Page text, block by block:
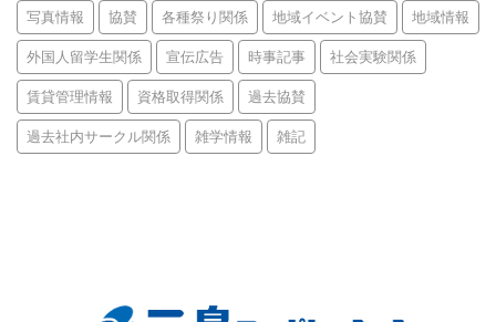
写真情報 協賛 各種祭り関係 地域イベント協賛 地域情報
外国人留学生関係 宣伝広告 時事記事 社会実験関係
賃貸管理情報 資格取得関係 過去協賛
過去社内サークル関係 雑学情報 雑記